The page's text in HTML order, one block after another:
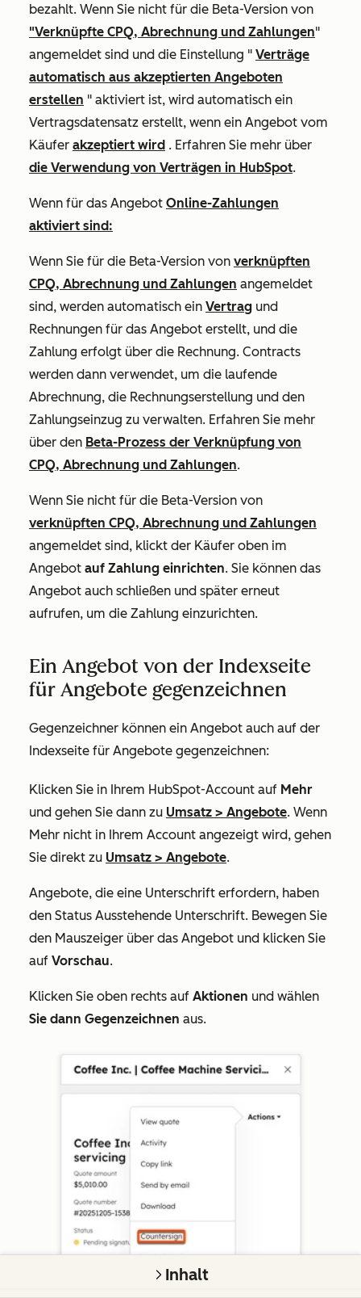
bezahlt. Wenn Sie nicht für die Beta-Version von
"Verknüpfte CPQ, Abrechnung und Zahlungen"
angemeldet sind und die Einstellung " Verträge
automatisch aus akzeptierten Angeboten
erstellen " aktiviert ist, wird automatisch ein
Vertragsdatensatz erstellt, wenn ein Angebot vom
Käufer akzeptiert wird . Erfahren Sie mehr über
die Verwendung von Verträgen in HubSpot.
Wenn für das Angebot Online-Zahlungen
aktiviert sind:
Wenn Sie für die Beta-Version von verknüpften
CPQ, Abrechnung und Zahlungen angemeldet
sind, werden automatisch ein Vertrag und
Rechnungen für das Angebot erstellt, und die
Zahlung erfolgt über die Rechnung. Contracts
werden dann verwendet, um die laufende
Abrechnung, die Rechnungserstellung und den
Zahlungseinzug zu verwalten. Erfahren Sie mehr
über den Beta-Prozess der Verknüpfung von
CPQ, Abrechnung und Zahlungen.
Wenn Sie nicht für die Beta-Version von
verknüpften CPQ, Abrechnung und Zahlungen
angemeldet sind, klickt der Käufer oben im
Angebot auf Zahlung einrichten. Sie können das
Angebot auch schließen und später erneut
aufrufen, um die Zahlung einzurichten.
Ein Angebot von der Indexseite
für Angebote gegenzeichnen
Gegenzeichner können ein Angebot auch auf der
Indexseite für Angebote gegenzeichnen:
Klicken Sie in Ihrem HubSpot-Account auf Mehr
und gehen Sie dann zu Umsatz > Angebote. Wenn
Mehr nicht in Ihrem Account angezeigt wird, gehen
Sie direkt zu Umsatz > Angebote.
Angebote, die eine Unterschrift erfordern, haben
den Status Ausstehende Unterschrift. Bewegen Sie
den Mauszeiger über das Angebot und klicken Sie
auf Vorschau.
Klicken Sie oben rechts auf Aktionen und wählen
Sie dann Gegenzeichnen aus.
Inhalt